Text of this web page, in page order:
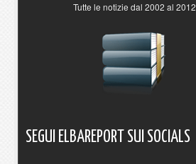
Tutte le notizie dal 2002 al 2012
SEGUI ELBAREPORT SUI SOCIALS